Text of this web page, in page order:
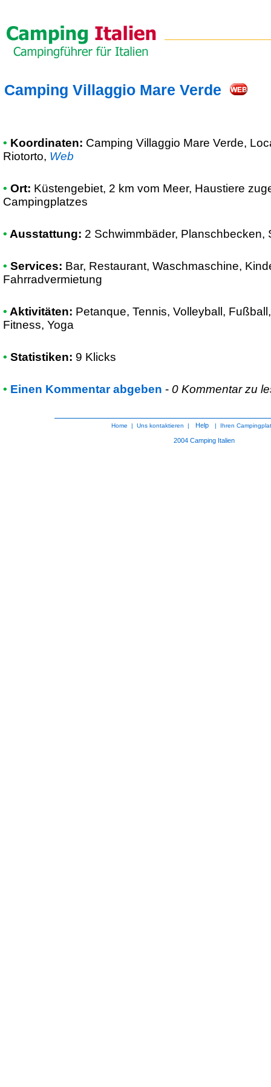
Camping Villaggio Mare Verde
• Koordinaten: Camping Villaggio Mare Verde,
Riotorto, Web
• Ort: Küstengebiet, 2 km vom Meer, Haustiere
Campingplatzes
• Ausstattung: 2 Schwimmbäder, Planschbecken,
• Services: Bar, Restaurant, Waschmaschine,
Fahrradvermietung
• Aktivitäten: Petanque, Tennis, Volleyball,
Fitness, Yoga
• Statistiken: 9 Klicks
• Einen Kommentar abgeben - 0 Kommentar zu
Home |Uns kontaktieren | Help | Ihren
2004Camping Italien